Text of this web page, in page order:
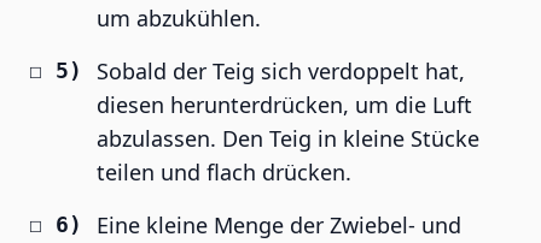
um abzukühlen.
Sobald der Teig sich verdoppelt hat,
diesen herunterdrücken, um die Luft
abzulassen. Den Teig in kleine Stücke
teilen und flach drücken.
Eine kleine Menge der Zwiebel- und